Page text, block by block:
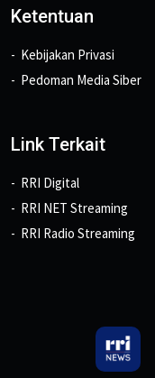
Ketentuan
Kebijakan Privasi
Pedoman Media Siber
Link Terkait
RRI Digital
RRI NET Streaming
RRI Radio Streaming